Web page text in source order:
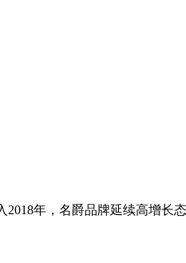
年，名爵品牌延续高增长